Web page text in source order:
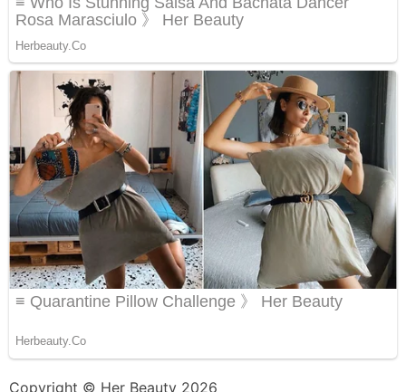
Copyright © Her Beauty 2026